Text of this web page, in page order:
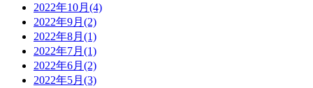
2022年10月(4)
2022年9月(2)
2022年8月(1)
2022年7月(1)
2022年6月(2)
2022年5月(3)